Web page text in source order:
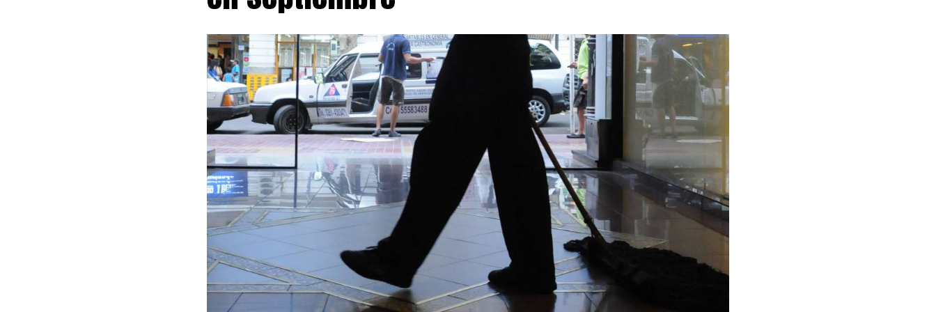
de tierras rurales en manos extranjeras y suprime las restricciones que impedían la
las modificaciones permitirán atraer inversiones y fortalecer la seguridad jurídica,
mientras que sus detractores advierten que comprometen el control nacional sobre
recursos considerados estratégicos.
La iniciativa también reforma el régimen de expropiaciones, estableciendo
indemnizaciones calculadas sobre el valor de mercado, con un tope para el lucro
cesante, y condiciona la transferencia del dominio al pago efectivo de la
compensación. A ello se suma la incorporación de procedimientos judiciales más
rápidos para los desalojos y la derogación de disposiciones de la Ley de Manejo del
Fuego que impedían modificar el destino de tierras afectadas por incendios durante
un plazo de treinta años.
El rechazo excedió el ámbito sindical. Diversas organizaciones sociales y rurales se
integraron a la denominada Coalición Federal en Defensa de la Tierra y a la
Multisectorial por la Tierra y la Vivienda, que durante los últimos días impulsaron